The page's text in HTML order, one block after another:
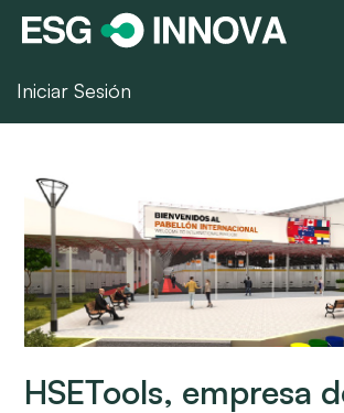
Iniciar Sesión
HSETools, empresa